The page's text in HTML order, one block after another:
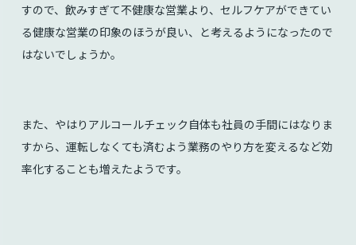
すので、飲みすぎて不健康な営業より、セルフケアができてい
る健康な営業の印象のほうが良い、と考えるようになったので
はないでしょうか。
また、やはりアルコールチェック自体も社員の手間にはなりま
すから、運転しなくても済むよう業務のやり方を変えるなど効
率化することも増えたようです。